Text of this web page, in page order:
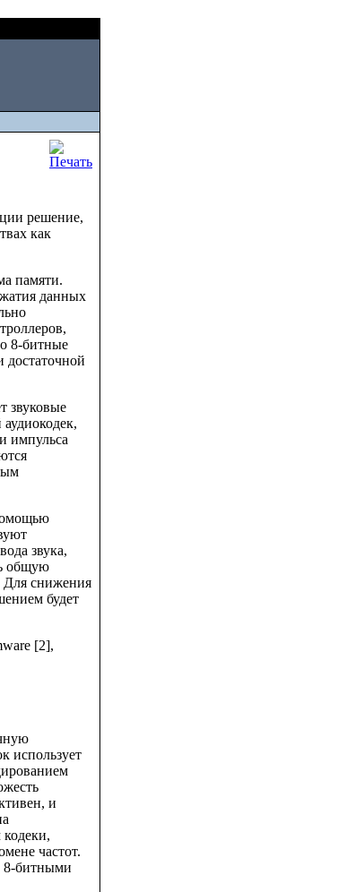
решение,
как
памяти.
данных
8-битные
звуковые
импульса
звука,
общую
Для снижения
будет
[2],
использует
и
частот.
8-битными